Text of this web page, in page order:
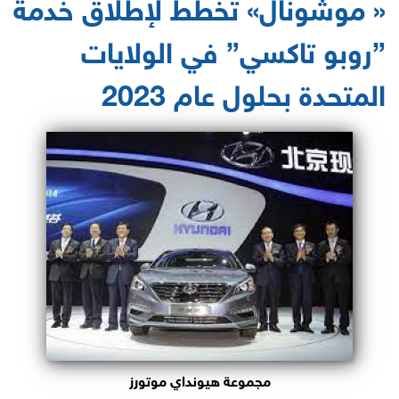
”روبو تاكسي” في الولايات
المتحدة بحلول عام 2023
مجموعة هيونداي موتورز